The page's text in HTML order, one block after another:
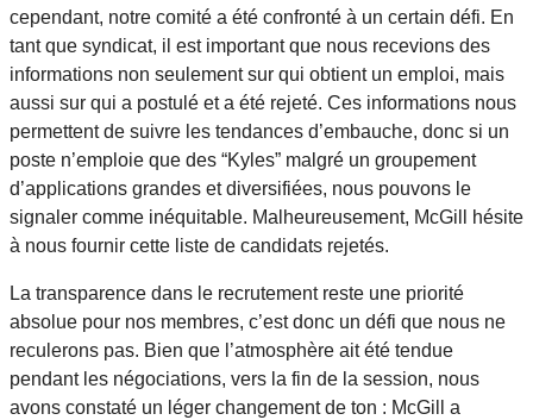
cependant, notre comité a été confronté à un certain défi. En
tant que syndicat, il est important que nous recevions des
informations non seulement sur qui obtient un emploi, mais
aussi sur qui a postulé et a été rejeté. Ces informations nous
permettent de suivre les tendances d’embauche, donc si un
poste n’emploie que des “Kyles” malgré un groupement
d’applications grandes et diversifiées, nous pouvons le
signaler comme inéquitable. Malheureusement, McGill hésite
à nous fournir cette liste de candidats rejetés.
La transparence dans le recrutement reste une priorité
absolue pour nos membres, c’est donc un défi que nous ne
reculerons pas. Bien que l’atmosphère ait été tendue
pendant les négociations, vers la fin de la session, nous
avons constaté un léger changement de ton : McGill a